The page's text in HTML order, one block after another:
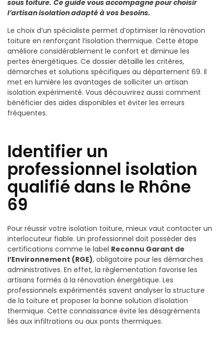
sous toiture. Ce guide vous accompagne pour choisir
l’artisan isolation adapté à vos besoins.
Le choix d’un spécialiste permet d’optimiser la rénovation
toiture en renforçant l’isolation thermique. Cette étape
améliore considérablement le confort et diminue les
pertes énergétiques. Ce dossier détaille les critères,
démarches et solutions spécifiques au département 69. Il
met en lumière les avantages de solliciter un artisan
isolation expérimenté. Vous découvrirez aussi comment
bénéficier des aides disponibles et éviter les erreurs
fréquentes.
Identifier un
professionnel isolation
qualifié dans le Rhône
69
Pour réussir votre isolation toiture, mieux vaut contacter un
interlocuteur fiable. Un professionnel doit posséder des
certifications comme le label Reconnu Garant de
l’Environnement (RGE), obligatoire pour les démarches
administratives. En effet, la règlementation favorise les
artisans formés à la rénovation énergétique. Les
professionnels expérimentés savent analyser la structure
de la toiture et proposer la bonne solution d’isolation
thermique. Cette connaissance évite les désagréments
liés aux infiltrations ou aux ponts thermiques.